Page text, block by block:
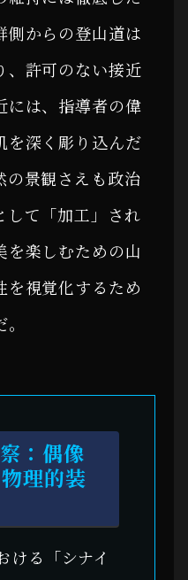
側からの登山道は
、許可のない接近
には、指導者の偉
を深く彫り込んだ
の景観さえも政治
して「加工」され
を楽しむための山
を視覚化するため
：偶像
理的装
ける「シナイ